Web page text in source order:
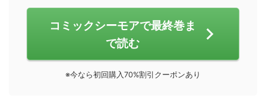
コミックシーモアで最終巻ま
で読む
※今なら初回購入70%割引クーポンあり